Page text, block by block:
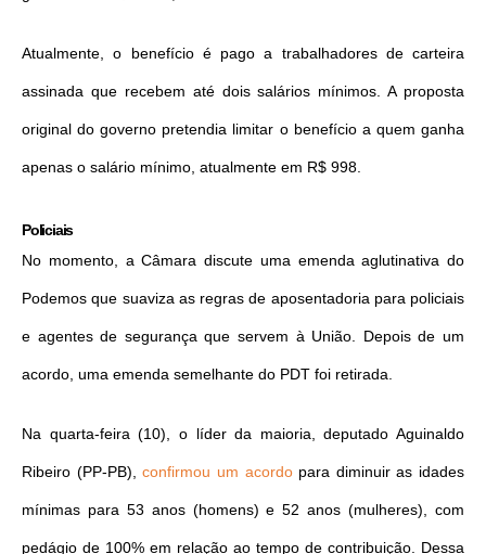
Atualmente, o benefício é pago a trabalhadores de carteira
assinada que recebem até dois salários mínimos. A proposta
original do governo pretendia limitar o benefício a quem ganha
apenas o salário mínimo, atualmente em R$ 998.
Policiais
No momento, a Câmara discute uma emenda aglutinativa do
Podemos que suaviza as regras de aposentadoria para policiais
e agentes de segurança que servem à União. Depois de um
acordo, uma emenda semelhante do PDT foi retirada.
Na quarta-feira (10), o líder da maioria, deputado Aguinaldo
Ribeiro (PP-PB),confirmou um acordopara diminuir as idades
mínimas para 53 anos (homens) e 52 anos (mulheres), com
pedágio de 100% em relação ao tempo de contribuição. Dessa